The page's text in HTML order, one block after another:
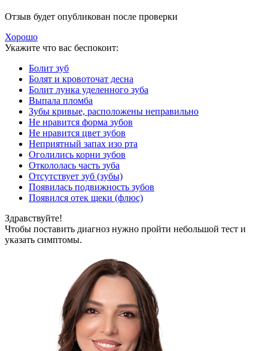
Отзыв будет опубликован после проверки
Хорошо
Укажите что вас беспокоит:
Болит зуб
Болят и кровоточат десна
Болит лунка уделенного зуба
Выпала пломба
Зубы кривые, расположены неправильно
Не нравится форма зубов
Не нравится цвет зубов
Неприятный запах изо рта
Оголились корни зубов
Откололась часть зуба
Отсутствует зуб (зубы)
Появилась подвижность зубов
Появился отек щеки (флюс)
Здравствуйте!
Чтобы поставить диагноз нужно пройти небольшой тест и
указать симптомы.